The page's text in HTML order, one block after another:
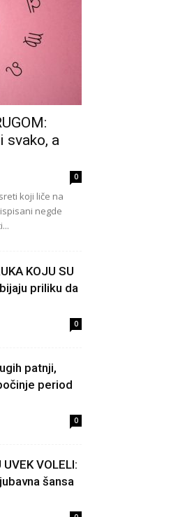
svako, a
0
koji liče na
negde
KOJU SU
priliku da
0
patnji,
period
0
VOLELI:
šansa